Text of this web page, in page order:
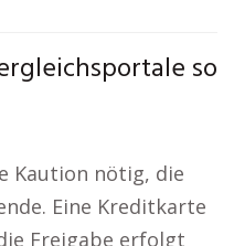
so
Kaution nötig, die
Eine Kreditkarte
Freigabe erfolgt